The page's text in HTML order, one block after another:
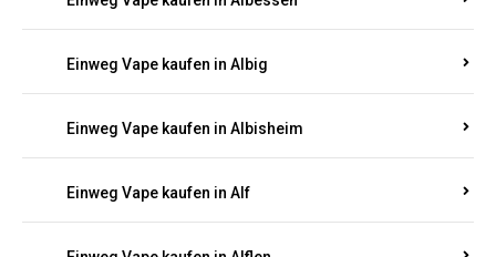
Einweg Vape kaufen in Albessen
Einweg Vape kaufen in Albig
Einweg Vape kaufen in Albisheim
Einweg Vape kaufen in Alf